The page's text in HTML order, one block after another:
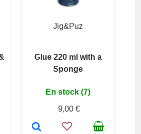
Jig&Puz
Glue 220 ml with a
Sponge
En stock (7)
9,00 €